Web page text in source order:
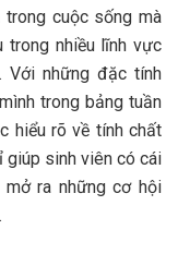
cuộc sống mà
trong nhiều lĩnh vực
Với những đặc tính
trong bảng tuần
hiểu rõ về tính chất
giúp sinh viên có cái
ra những cơ hội